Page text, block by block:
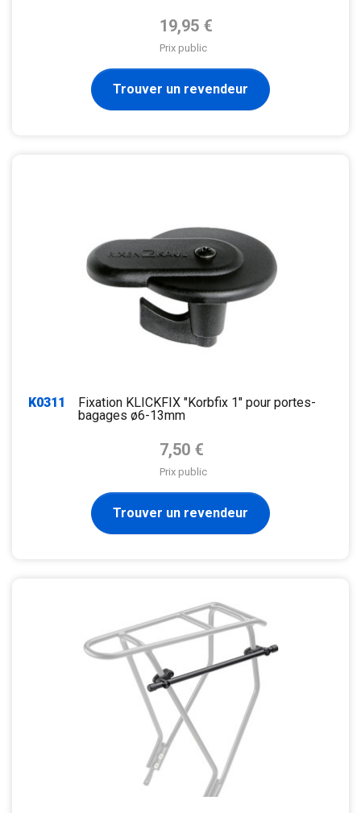
Prix de base
19,95 €
Prix public
Trouver un revendeur
K0311
Fixation KLICKFIX "Korbfix 1" pour portes-
bagages ø6-13mm
Prix de base
7,50 €
Prix public
Trouver un revendeur